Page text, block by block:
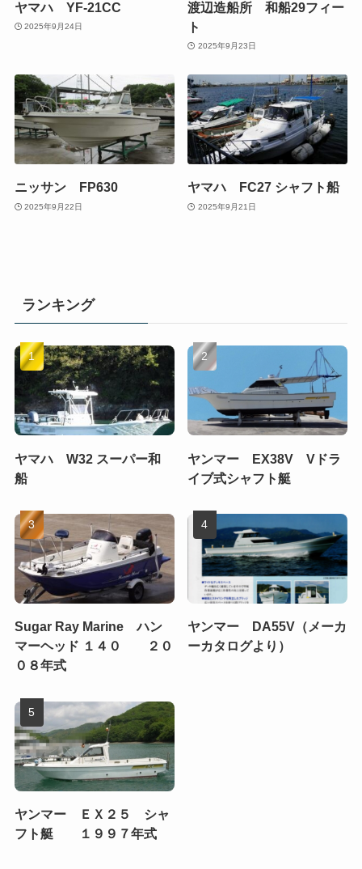
ヤマハ YF-21CC
2025年9月24日
渡辺造船所 和船29フィー
ト
2025年9月23日
ニッサン FP630
2025年9月22日
ヤマハ FC27 シャフト船
2025年9月21日
ランキング
ヤマハ W32 スーパー和
船
ヤンマー EX38V Vドラ
イブ式シャフト艇
Sugar Ray Marine ハン
マーヘッド １４０ ２０
０８年式
ヤンマー DA55V（メーカ
ーカタログより）
ヤンマー ＥＸ２５ シャ
フト艇 １９９７年式